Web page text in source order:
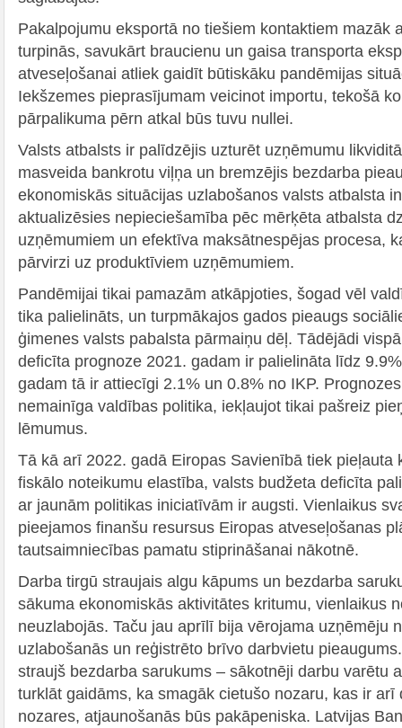
Pakalpojumu eksportā no tiešiem kontaktiem mazāk
turpinās, savukārt braucienu un gaisa transporta
atveseļošanai atliek gaidīt būtiskāku pandēmijas
Iekšzemes pieprasījumam veicinot importu, tekošā
pārpalikuma pērn atkal būs tuvu nullei.
Valsts atbalsts ir palīdzējis uzturēt uzņēmumu
masveida bankrotu viļņa un bremzējis bezdarba
ekonomiskās situācijas uzlabošanos valsts atbalsta
aktualizēsies nepieciešamība pēc mērķēta atbalsta
uzņēmumiem un efektīva maksātnespējas procesa,
pārvirzi uz produktīviem uzņēmumiem.
Pandēmijai tikai pamazām atkāpjoties, šogad vēl
tika palielināts, un turpmākajos gados pieaugs
ģimenes valsts pabalsta pārmaiņu dēļ. Tādējādi
deficīta prognoze 2021. gadam ir palielināta līdz
gadam tā ir attiecīgi 2.1% un 0.8% no IKP.
nemainīga valdības politika, iekļaujot tikai pašreiz
lēmumus.
Tā kā arī 2022. gadā Eiropas Savienībā tiek pieļauta
fiskālo noteikumu elastība, valsts budžeta deficīta
ar jaunām politikas iniciatīvām ir augsti. Vienlaikus
pieejamos finanšu resursus Eiropas atveseļošanas
tautsaimniecības pamatu stiprināšanai nākotnē.
Darba tirgū straujais algu kāpums un bezdarba
sākuma ekonomiskās aktivitātes kritumu, vienlaikus
neuzlabojās. Taču jau aprīlī bija vērojama uzņēmēju
uzlabošanās un reģistrēto brīvo darbvietu
straujš bezdarba sarukums – sākotnēji darbu varētu
turklāt gaidāms, ka smagāk cietušo nozaru, kas ir
nozares, atjaunošanās būs pakāpeniska. Latvijas